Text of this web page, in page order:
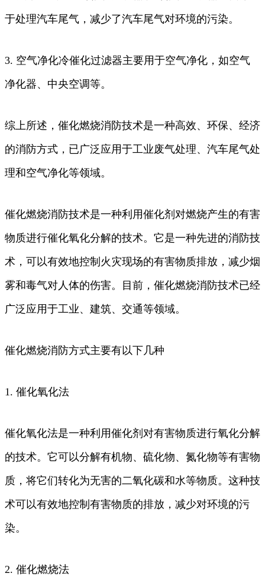
于处理汽车尾气，减少了汽车尾气对环境的污染。
3. 空气净化冷催化过滤器主要用于空气净化，如空气
净化器、中央空调等。
综上所述，催化燃烧消防技术是一种高效、环保、经济
的消防方式，已广泛应用于工业废气处理、汽车尾气处
理和空气净化等领域。
催化燃烧消防技术是一种利用催化剂对燃烧产生的有害
物质进行催化氧化分解的技术。它是一种先进的消防技
术，可以有效地控制火灾现场的有害物质排放，减少烟
雾和毒气对人体的伤害。目前，催化燃烧消防技术已经
广泛应用于工业、建筑、交通等领域。
催化燃烧消防方式主要有以下几种
1. 催化氧化法
催化氧化法是一种利用催化剂对有害物质进行氧化分解
的技术。它可以分解有机物、硫化物、氮化物等有害物
质，将它们转化为无害的二氧化碳和水等物质。这种技
术可以有效地控制有害物质的排放，减少对环境的污
染。
2. 催化燃烧法